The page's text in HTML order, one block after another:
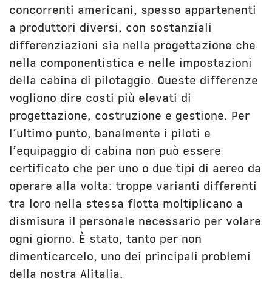
concorrenti americani, spesso appartenenti
a produttori diversi, con sostanziali
differenziazioni sia nella progettazione che
nella componentistica e nelle impostazioni
della cabina di pilotaggio. Queste differenze
vogliono dire costi più elevati di
progettazione, costruzione e gestione. Per
l’ultimo punto, banalmente i piloti e
l’equipaggio di cabina non può essere
certificato che per uno o due tipi di aereo da
operare alla volta: troppe varianti differenti
tra loro nella stessa flotta moltiplicano a
dismisura il personale necessario per volare
ogni giorno. È stato, tanto per non
dimenticarcelo, uno dei principali problemi
della nostra Alitalia.